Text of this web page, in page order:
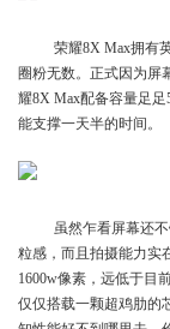
荣耀8X Max拥有
圈粉无数。正式因为屏
耀8X Max配备容量足
能支撑一天半的时间。
虽然乍看屏幕还
粒感，而且拍摄能力实
1600w像素，远低于目
仅仅搭载一颗超鸡肋的